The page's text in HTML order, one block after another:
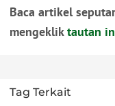
Baca artikel
mengekliktautan
Tag Terkait